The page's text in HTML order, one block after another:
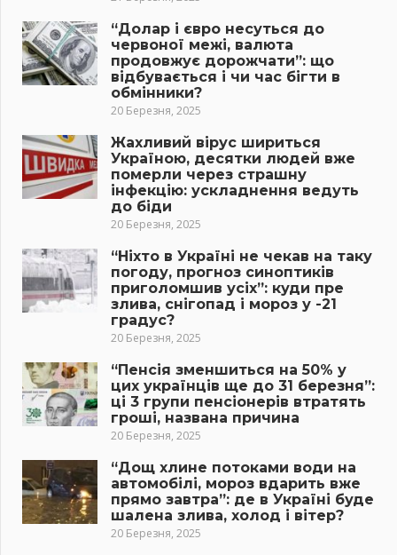
“Долар і євро несуться до
червоної межі, валюта
продовжує дорожчати”: що
відбувається і чи час бігти в
обмінники?
20 Березня, 2025
Жахливий вірус шириться
Україною, десятки людей вже
померли через страшну
інфекцію: ускладнення ведуть
до біди
20 Березня, 2025
“Ніхто в Україні не чекав на таку
погоду, прогноз синоптиків
приголомшив усіх”: куди пре
злива, снігопад і мороз у -21
градус?
20 Березня, 2025
“Пенсія зменшиться на 50% у
цих українців ще до 31 березня”:
ці 3 групи пенсіонерів втратять
гроші, названа причина
20 Березня, 2025
“Дощ хлине потоками води на
автомобілі, мороз вдарить вже
прямо завтра”: де в Україні буде
шалена злива, холод і вітер?
20 Березня, 2025